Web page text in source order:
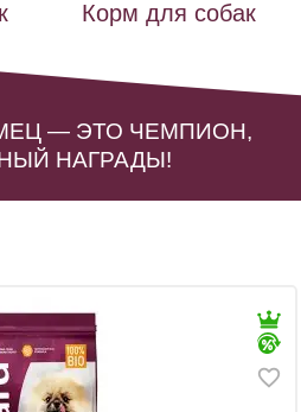
Корм для собак
— ЭТО ЧЕМПИОН,
НАГРАДЫ!